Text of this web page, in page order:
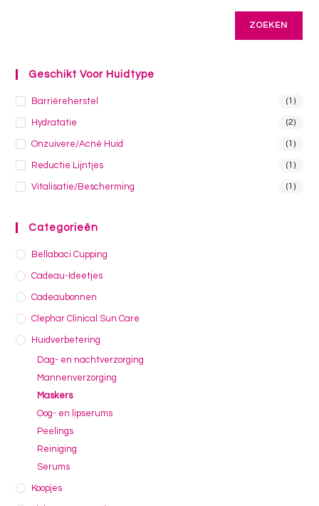
ZOEKEN
Geschikt Voor Huidtype
Barrièreherstel (1)
Hydratatie (2)
Onzuivere/acné Huid (1)
Reductie Lijntjes (1)
Vitalisatie/bescherming (1)
Categorieën
Bellabaci Cupping
Cadeau-Ideetjes
Cadeaubonnen
Clephar Clinical Sun Care
Huidverbetering
Dag- en nachtverzorging
Mannenverzorging
Maskers
Oog- en lipserums
Peelings
Reiniging
Serums
Koopjes